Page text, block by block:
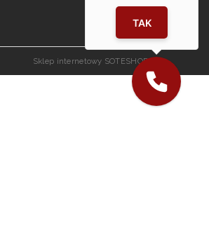
Sklep internetowy SOTESHOP AI
TAK